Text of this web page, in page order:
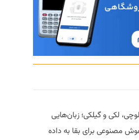
لکی و گیلکی؛ زبان‌هایی
مصنوعی برای بقا به داده